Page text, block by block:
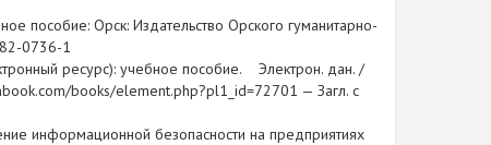
пособие: Орск: Издательство Орского гуманитарно-
0736-1
ресурс): учебное пособие. Электрон. дан. /
books/element.php?pl1_id=72701 — Загл. с
информационной безопасности на предприятиях